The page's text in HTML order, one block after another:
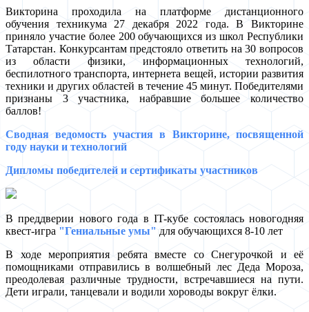
Викторина проходила на платформе дистанционного
обучения техникума 27 декабря 2022 года. В Викторине
приняло участие более 200 обучающихся из школ Республики
Татарстан. Конкурсантам предстояло ответить на 30 вопросов
из области физики, информационных технологий,
беспилотного транспорта, интернета вещей, истории развития
техники и других областей в течение 45 минут. Победителями
признаны 3 участника, набравшие большее количество
баллов!
Сводная ведомость участия в Викторине, посвященной
году науки и технологий
Дипломы победителей и сертификаты участников
В преддверии нового года в IT-кубе состоялась новогодняя
квест-игра "Гениальные умы" для обучающихся 8-10 лет
В ходе мероприятия ребята вместе со Снегурочкой и её
помощниками отправились в волшебный лес Деда Мороза,
преодолевая различные трудности, встречавшиеся на пути.
Дети играли, танцевали и водили хороводы вокруг ёлки.